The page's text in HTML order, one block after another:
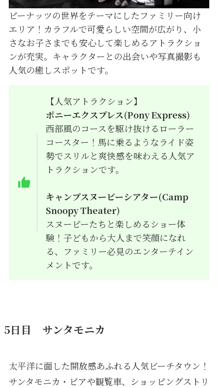
ピーナッツの世界をテーマにしたファミリー向け
エリア！カラフルで可愛らしい空間が広がり、小
さなお子さまでも安心して楽しめるアトラクショ
ンが充実。キャラクターとの出会いや写真撮影も
人気の癒しスポットです。
【人気アトラクション】
ポニーエクスプレス(Pony Express)
西部風のコースを駆け抜けるローラー
コースター！馬に乗るようなライド姿
勢でスリルと爽快感を味わえる人気ア
トラクションです。
キャンプスヌーピーシアター(Camp
Snoopy Theater)
スヌーピーたちと楽しめるショー体
験！子どもから大人まで笑顔になれ
る、ファミリー必見のエンターテイン
メントです。
5日目 サンタモニカ
太平洋に面した開放感あふれる人気ビーチタウン！
サンタモニカ・ピアや観覧車、ショッピングストリ